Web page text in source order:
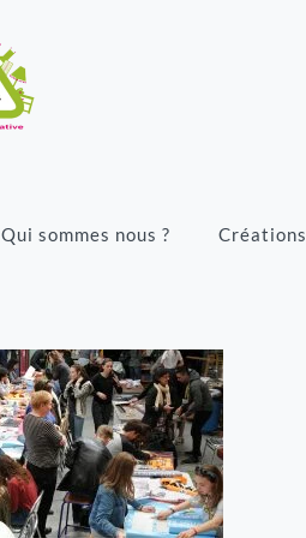
Qui sommes nous ? Créations